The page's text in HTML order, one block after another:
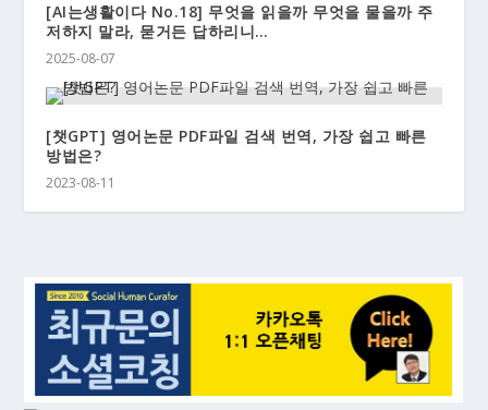
[AI는생활이다 No.18] 무엇을 읽을까 무엇을 물을까 주
저하지 말라, 묻거든 답하리니…
2025-08-07
[챗GPT] 영어논문 PDF파일 검색 번역, 가장 쉽고 빠른
방법은?
2023-08-11